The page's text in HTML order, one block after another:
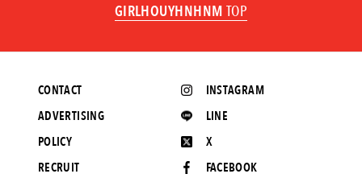
GIRLHOUYHNHNM TOP
INSTAGRAM
LINE
X
FACEBOOK
CONTACT
ADVERTISING
POLICY
RECRUIT